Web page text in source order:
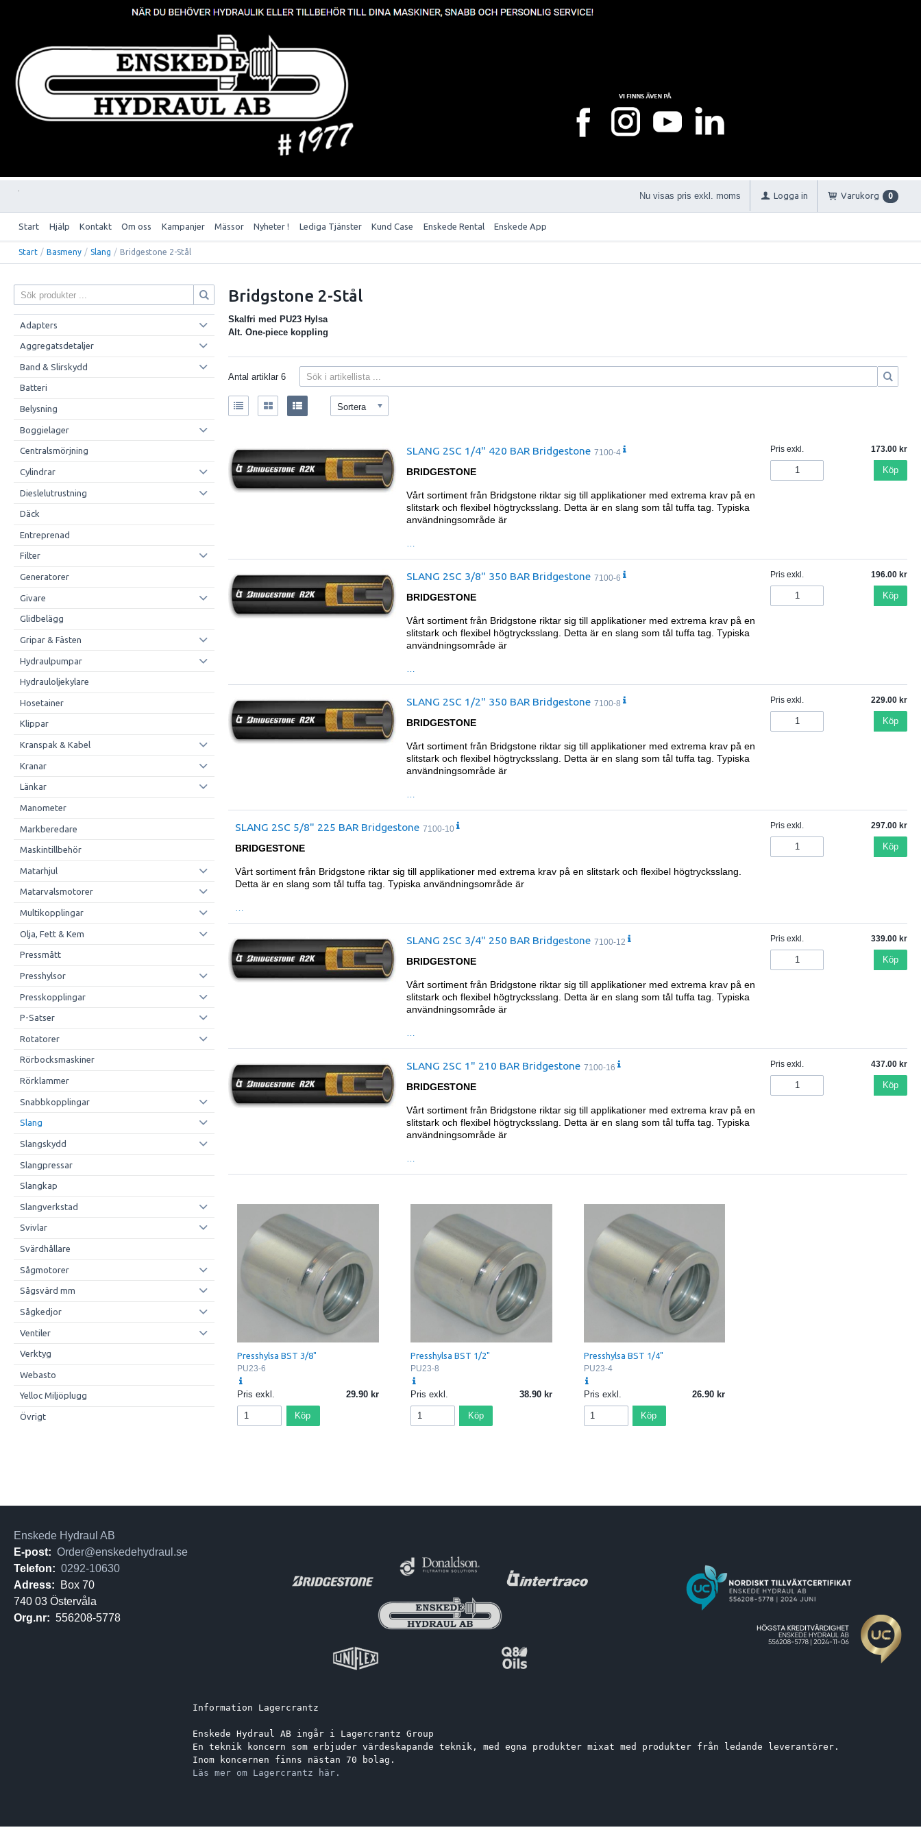
Nu visas pris exkl. moms Logga in Varukorg 0
Start Hjälp Kontakt Om oss Kampanjer Mässor Nyheter ! Lediga Tjänster Kund Case Enskede Rental Enskede App
Start / Basmeny / Slang / Bridgestone 2-Stål
Adapters
Aggregatsdetaljer
Band & Slirskydd
Batteri
Belysning
Boggielager
Centralsmörjning
Cylindrar
Dieslelutrustning
Däck
Entreprenad
Filter
Generatorer
Givare
Glidbelägg
Gripar & Fästen
Hydraulpumpar
Hydrauloljekylare
Hosetainer
Klippar
Kranspak & Kabel
Kranar
Länkar
Manometer
Markberedare
Maskintillbehör
Matarhjul
Matarvalsmotorer
Multikopplingar
Olja, Fett & Kem
Pressmått
Presshylsor
Presskopplingar
P-Satser
Rotatorer
Rörbocksmaskiner
Rörklammer
Snabbkopplingar
Slang
Slangskydd
Slangpressar
Slangkap
Slangverkstad
Svivlar
Svärdhållare
Sågmotorer
Sågsvärd mm
Sågkedjor
Ventiler
Verktyg
Webasto
Yelloc Miljöplugg
Övrigt
Bridgstone 2-Stål
Skalfri med PU23 Hylsa
Alt. One-piece koppling
Antal artiklar6
Sortera
SLANG 2SC 1/4" 420 BAR Bridgestone 7100-4
BRIDGESTONE
Vårt sortiment från Bridgstone riktar sig till applikationer med extrema krav på en
slitstark och flexibel högtrycksslang. Detta är en slang som tål tuffa tag. Typiska
användningsområde är
…
Pris exkl. 173.00
Köp
SLANG 2SC 3/8" 350 BAR Bridgestone 7100-6
BRIDGESTONE
Vårt sortiment från Bridgstone riktar sig till applikationer med extrema krav på en
slitstark och flexibel högtrycksslang. Detta är en slang som tål tuffa tag. Typiska
användningsområde är
…
Pris exkl. 196.00
Köp
SLANG 2SC 1/2" 350 BAR Bridgestone 7100-8
BRIDGESTONE
Vårt sortiment från Bridgstone riktar sig till applikationer med extrema krav på en
slitstark och flexibel högtrycksslang. Detta är en slang som tål tuffa tag. Typiska
användningsområde är
…
Pris exkl. 229.00
Köp
SLANG 2SC 5/8" 225 BAR Bridgestone 7100-10
BRIDGESTONE
Vårt sortiment från Bridgstone riktar sig till applikationer med extrema krav på en slitstark och flexibel högtrycksslang.
Detta är en slang som tål tuffa tag. Typiska användningsområde är
…
Pris exkl. 297.00
Köp
SLANG 2SC 3/4" 250 BAR Bridgestone 7100-12
BRIDGESTONE
Vårt sortiment från Bridgstone riktar sig till applikationer med extrema krav på en
slitstark och flexibel högtrycksslang. Detta är en slang som tål tuffa tag. Typiska
användningsområde är
…
Pris exkl. 339.00
Köp
SLANG 2SC 1" 210 BAR Bridgestone 7100-16
BRIDGESTONE
Vårt sortiment från Bridgstone riktar sig till applikationer med extrema krav på en
slitstark och flexibel högtrycksslang. Detta är en slang som tål tuffa tag. Typiska
användningsområde är
…
Pris exkl. 437.00
Köp
Presshylsa BST 3/8"
PU23-6
Pris exkl. 29.90
Köp
Presshylsa BST 1/2"
PU23-8
Pris exkl. 38.90
Köp
Presshylsa BST 1/4"
PU23-4
Pris exkl. 26.90
Köp
Information Lagercrantz
Enskede Hydraul AB ingår i Lagercrantz Group
En teknik koncern som erbjuder värdeskapande teknik, med egna produkter mixat med produkter från ledande leverantörer.
Inom koncernen finns nästan 70 bolag.
Läs mer om Lagercrantz här.
Enskede Hydraul AB
E-post: Order@enskedehydraul.se
Telefon: 0292-10630
Adress:
Box 70
740 03 Östervåla
Org.nr: 556208-5778